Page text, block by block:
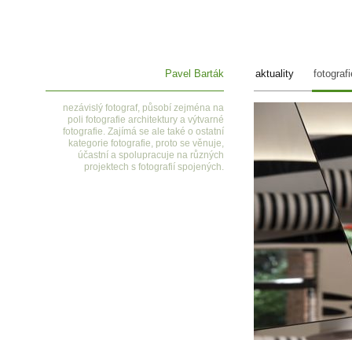
Pavel Barták
nezávislý fotograf, působí zejména na
poli fotografie architektury a výtvarné
fotografie. Zajímá se ale také o ostatní
kategorie fotografie, proto se věnuje,
účastní a spolupracuje na různých
projektech s fotografií spojených.
aktuality